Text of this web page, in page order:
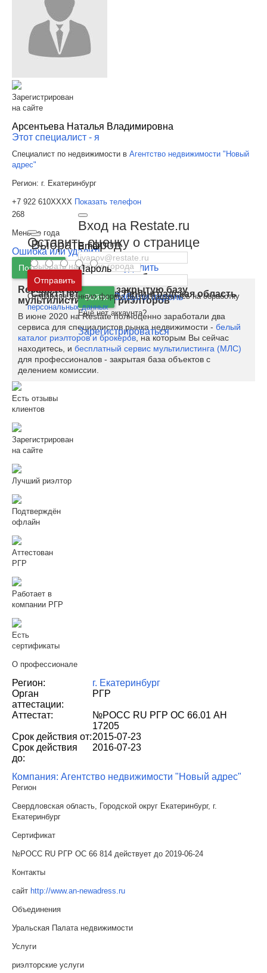
Выбрать город
Москва и
Московская область
Санкт-Петербург иЛенинградская область
Вход на Restate.ru
Email
Пароль
Войти Забыли пароль
Ещё нет аккаунта?
Зарегистрироваться
Зарегистрирован
на сайте
Арсентьева Наталья Владимировна
Этот специалист - я
Специалист по недвижимости в Агентство недвижимости "Новый
адрес"
Регион: г. Екатеринбург
+7 922 610XXXX Показать телефон
268
Меньше года
Ошибка или удалить
Позвонить Ошибка или удалить
Restate.ru запускает закрытую базу
мультилистинга для риэлторов
В июне 2020 на Restate полноценно заработали два
сервиса для специалистов рынка недвижимости - белый
каталог риэлторов и брокеров, на которым Вы сейчас
находитесь, и бесплатный сервис мультилистинга (МЛС)
для профессионалов - закрытая база объектов с
делением комиссии.
Есть отзывы
клиентов
Зарегистрирован
на сайте
Лучший риэлтор
Подтверждён
офлайн
Аттестован
РГР
Работает в
компании РГР
Есть
сертификаты
О профессионале
Регион:
г. Екатеринбург
Орган
аттестации:
РГР
Аттестат:
№РОСС RU РГР ОС 66.01 АН
17205
Срок действия от:2015-07-23
Срок действия
до:
2016-07-23
Компания: Агентство недвижимости "Новый адрес"
Регион
Свердловская область, Городской округ Екатеринбург, г.
Екатеринбург
Сертификат
№РОСС RU РГР ОС 66 814 действует до 2019-06-24
Контакты
сайт http://www.an-newadress.ru
Объединения
Уральская Палата недвижимости
Услуги
риэлторские услуги
Оставить оценку о странице
Отправить
Отправляя данную форму, вы соглашаетесь на обработку
персональных данных